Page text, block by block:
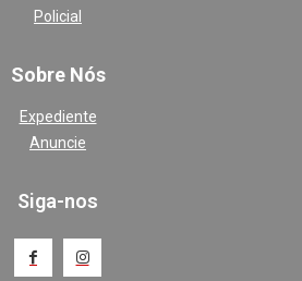
Policial
Sobre Nós
Expediente
Anuncie
Siga-nos